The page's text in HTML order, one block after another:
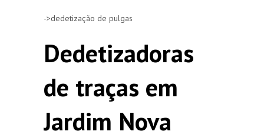
->dedetização de pulgas
Dedetizadoras
de traças em
Jardim Nova